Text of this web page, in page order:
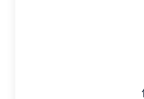
保定理